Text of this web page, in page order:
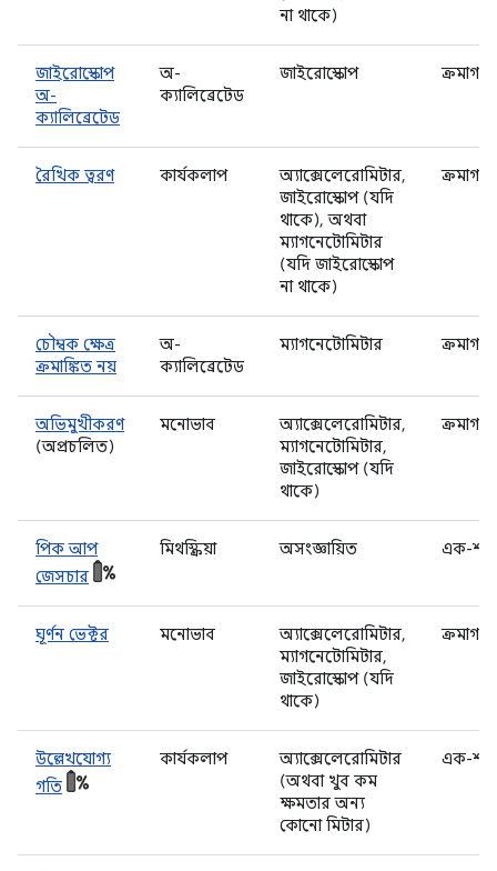
না থাকে)
জাইরোস্কোপ
অ-
ক্যালিব্রেটেড
অ-
ক্যালিব্রেটেড
জাইরোস্কোপ ক্রমাগত
রৈখিক ত্বরণ কার্যকলাপ
অ্যাক্সেলেরোমিটার,
জাইরোস্কোপ (যদি
থাকে), অথবা
ম্যাগনেটোমিটার
(যদি জাইরোস্কোপ
না থাকে)
ক্রমাগত
চৌম্বক ক্ষেত্র
ক্রমাঙ্কিত নয়
অ-
ক্যালিব্রেটেড
ম্যাগনেটোমিটার ক্রমাগত
অভিমুখীকরণ
(অপ্রচলিত)
মনোভাব
অ্যাক্সেলেরোমিটার,
ম্যাগনেটোমিটার,
জাইরোস্কোপ (যদি
থাকে)
ক্রমাগত
পিক আপ
জেসচার
মিথস্ক্রিয়া অসংজ্ঞায়িত এক-শট
ঘূর্ণন ভেক্টর মনোভাব
অ্যাক্সেলেরোমিটার,
ম্যাগনেটোমিটার,
জাইরোস্কোপ (যদি
থাকে)
ক্রমাগত
উল্লেখযোগ্য
গতি
কার্যকলাপ
অ্যাক্সেলেরোমিটার
(অথবা খুব কম
ক্ষমতার অন্য
কোনো মিটার)
এক-শট